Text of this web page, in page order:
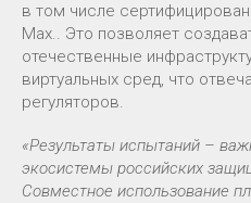
в том числе
Max.. Это позволяет
отечественные
виртуальных сред, что
регуляторов.
«Результаты испытаний –
экосистемы российских
Совместное использование